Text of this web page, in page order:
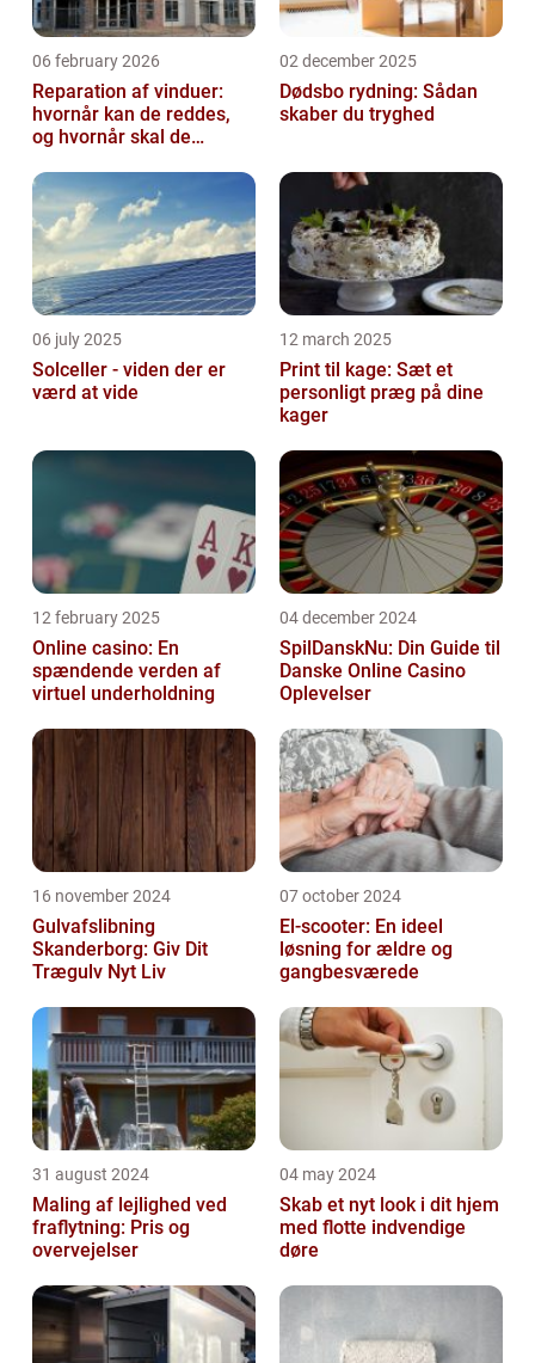
06 february 2026
Reparation af vinduer:
hvornår kan de reddes,
og hvornår skal de
02 december 2025
Dødsbo rydning: Sådan
skaber du tryghed
06 july 2025
Solceller - viden der er
værd at vide
12 march 2025
Print til kage: Sæt et
personligt præg på dine
kager
12 february 2025
Online casino: En
spændende verden af
virtuel underholdning
04 december 2024
SpilDanskNu: Din Guide til
Danske Online Casino
Oplevelser
16 november 2024
Gulvafslibning
Skanderborg: Giv Dit
Trægulv Nyt Liv
07 october 2024
El-scooter: En ideel
løsning for ældre og
gangbesværede
31 august 2024
Maling af lejlighed ved
fraflytning: Pris og
overvejelser
04 may 2024
Skab et nyt look i dit hjem
med flotte indvendige
døre